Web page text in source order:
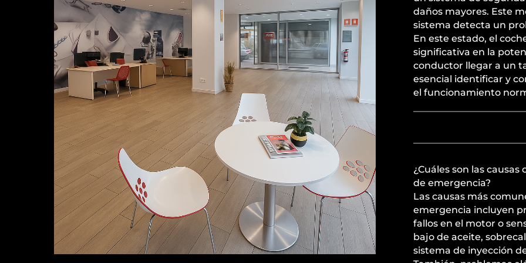
daños mayores. Este
sistema detecta un
En este estado, el
significativa en la
conductor llegar a un
esencial identificar y
el funcionamiento
¿Cuáles son las
de emergencia?
Las causas más
emergencia incluyen
fallos en el motor o
bajo de aceite,
sistema de inyección